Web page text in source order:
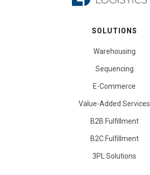
SOLUTIONS
Warehousing
Sequencing
E-Commerce
Value-Added Services
B2B Fulfillment
B2C Fulfillment
3PL Solutions